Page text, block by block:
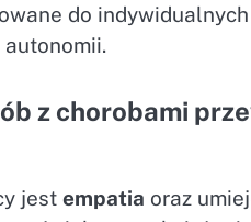
do
autonomii.
z chorobami
jest empatia oraz